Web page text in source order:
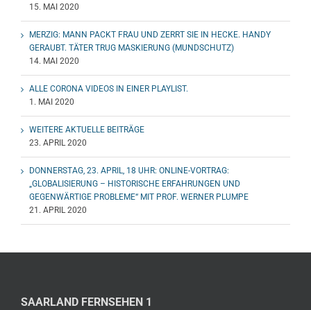
15. MAI 2020
MERZIG: MANN PACKT FRAU UND ZERRT SIE IN HECKE. HANDY
GERAUBT. TÄTER TRUG MASKIERUNG (MUNDSCHUTZ)
14. MAI 2020
ALLE CORONA VIDEOS IN EINER PLAYLIST.
1. MAI 2020
WEITERE AKTUELLE BEITRÄGE
23. APRIL 2020
DONNERSTAG, 23. APRIL, 18 UHR: ONLINE-VORTRAG:
„GLOBALISIERUNG – HISTORISCHE ERFAHRUNGEN UND
GEGENWÄRTIGE PROBLEME“ MIT PROF. WERNER PLUMPE
21. APRIL 2020
SAARLAND FERNSEHEN 1